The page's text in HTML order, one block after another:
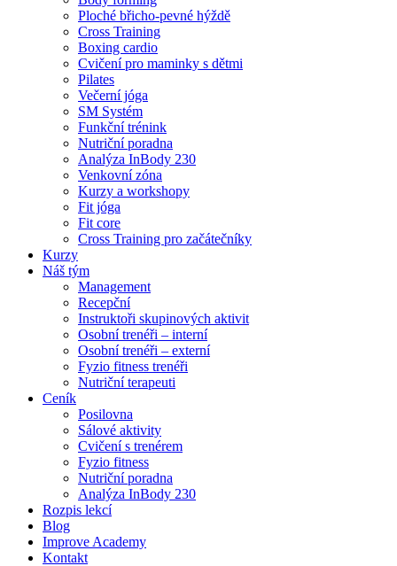
Ploché břicho-pevné hýždě
Cross Training
Boxing cardio
Cvičení pro maminky s dětmi
Pilates
Večerní jóga
SM Systém
Funkční trénink
Nutriční poradna
Analýza InBody 230
Venkovní zóna
Kurzy a workshopy
Fit jóga
Fit core
Cross Training pro začátečníky
Kurzy
Náš tým
Management
Recepční
Instruktoři skupinových aktivit
Osobní trenéři – interní
Osobní trenéři – externí
Fyzio fitness trenéři
Nutriční terapeuti
Ceník
Posilovna
Sálové aktivity
Cvičení s trenérem
Fyzio fitness
Nutriční poradna
Analýza InBody 230
Rozpis lekcí
Blog
Improve Academy
Kontakt